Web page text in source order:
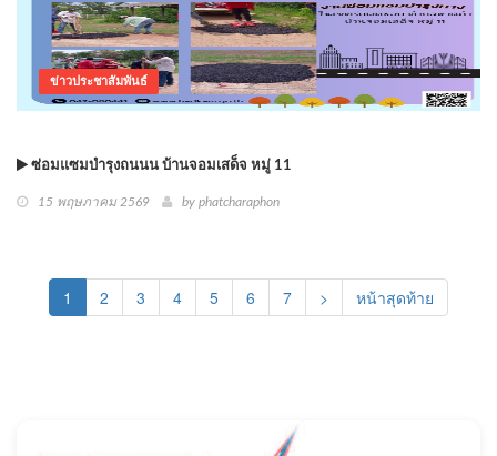
ข่าวประชาสัมพันธ์
ซ่อมแซมบำรุงถนนน บ้านจอมเสด็จ หมู่ 11
15 พฤษภาคม 2569 by phatcharaphon
1 (current)
2 3 4 5 6 7 > หน้าสุดท้าย